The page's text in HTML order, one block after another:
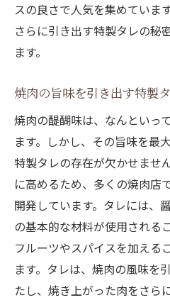
スの良さで人気を集めていま
さらに引き出す特製タレの秘
ます。
焼肉の旨味を引き出す特製
焼肉の醍醐味は、なんといっ
ます。しかし、その旨味を最
特製タレの存在が欠かせませ
に高めるため、多くの焼肉店
開発しています。タレには、
の基本的な材料が使用される
フルーツやスパイスを加える
ます。タレは、焼肉の風味を
たし、焼き上がった肉をさら